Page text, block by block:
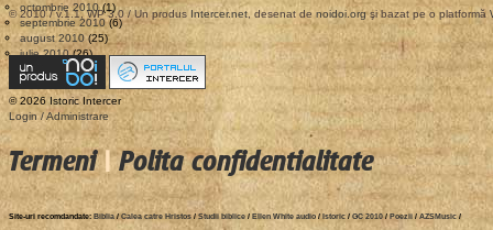
octombrie 2010(1)
septembrie 2010(6)
august 2010(25)
iulie 2010(26)
© 2010 / v.1.1, WP 3.0 / Un produs Intercer.net , desenat de noidoi.orgşi bazat pe o platformă
© 2026 Istoric Intercer
Login / Administrare
Termeni|Polita confidentialitate
Site-uri recomdandate: Biblia/ Calea catre Hristos /Studii biblice / Ellen White audio / Istoric / GC 2010 / Poezii / AZSMusic /